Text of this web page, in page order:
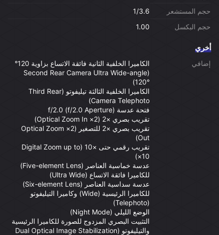
حجم المستشعر
1/3.6
حجم البكسل
1.00
أخري
إضافي
الكاميرا الخلفية الثانية فائقة الاتساع بزاوية 120°
(Second Rear Camera Ultra Wide-angle
120°)
الكاميرا الخلفية الثالثة تيليفوتو (Third Rear
Camera Telephoto)
فتحة عدسة f/2.0 (f/2.0 Aperture)
تقريب بصري ×2 (2× Optical Zoom In)
تقريب بصري ×2 للتصغير (2× Optical Zoom
Out)
تقريب رقمي حتى ×10 (Digital Zoom up to
10×)
عدسة خماسية العناصر (Five-element Lens)
للكاميرا فائقة الاتساع (Ultra Wide)
عدسة سداسية العناصر (Six-element Lens)
للكاميرا الرئيسية (Wide) وكاميرا التيليفوتو
(Telephoto)
الوضع الليلي (Night Mode)
التثبيت البصري المزدوج للصورة للكاميرا الرئيسية
والتيليفوتو (Dual Optical Image Stabilization